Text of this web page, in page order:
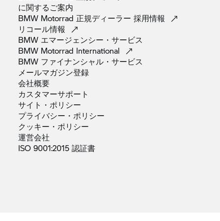
に関するご案内
BMW Motorrad 正規ディーラー採用情報
リコール情報
BMW エマージェンシー・サービス
BMW Motorrad International
BMW ファイナンシャル・サービス
メールマガジン登録
会社概要
カスタマーサポート
サイト・ポリシー
プライバシー・ポリシー
クッキー・ポリシー
運営会社
ISO 9001:2015認証書